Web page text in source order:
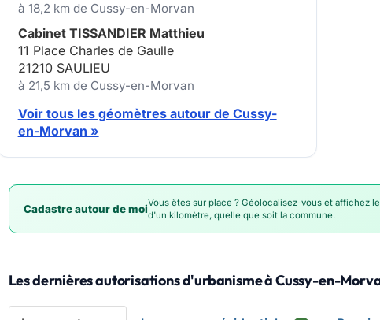
à 18,2 km de Cussy-en-Morvan
Cabinet TISSANDIER Matthieu
11 Place Charles de Gaulle
21210 SAULIEU
à 21,5 km de Cussy-en-Morvan
Voir tous les géomètres autour de Cussy-
en-Morvan »
Cadastre autour de moiVous êtes sur place ? Géolocalisez-vous et affichez
d'un kilomètre, quelle que soit la commune.
Les dernières autorisations d'urbanisme à Cussy-en-